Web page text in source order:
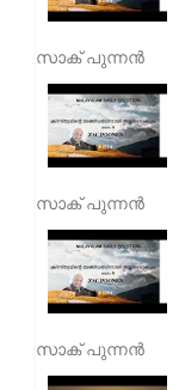
സാക് പുന്നൻ
സാക് പുന്നൻ
സാക് പുന്നൻ